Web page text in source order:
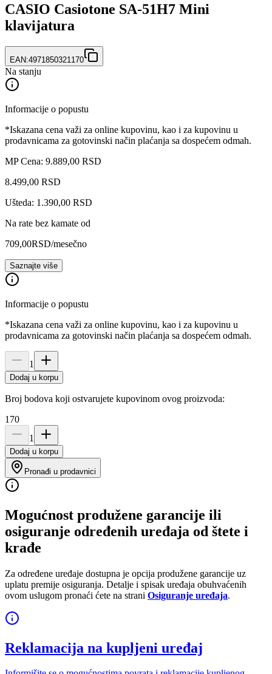
CASIO Casiotone SA-51H7 Mini
klavijatura
EAN:4971850321170
Na stanju
Informacije o popustu
*Iskazana cena važi za online kupovinu, kao i za kupovinu u
prodavnicama za gotovinski način plaćanja sa dospećem odmah.
MP Cena: 9.889,00 RSD
8.499,00 RSD
Ušteda: 1.390,00 RSD
Na rate bez kamate od
709,00RSD/mesečno
Saznajte više
Informacije o popustu
*Iskazana cena važi za online kupovinu, kao i za kupovinu u
prodavnicama za gotovinski način plaćanja sa dospećem odmah.
1
Dodaj u korpu
Broj bodova koji ostvarujete kupovinom ovog proizvoda:
170
1
Dodaj u korpu
Pronađi u prodavnici
Mogućnost produžene garancije ili
osiguranje određenih uređaja od štete i
krađe
Za određene uređaje dostupna je opcija produžene garancije uz
uplatu premije osiguranja. Detalje i spisak uređaja obuhvaćenih
ovom uslugom pronaći ćete na strani Osiguranje uređaja.
Reklamacija na kupljeni uređaj